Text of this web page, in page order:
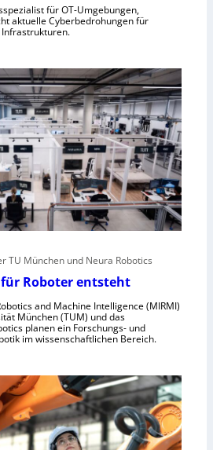
für OT-Umgebungen,
aktuelle Cyberbedrohungen für
TU München und Neura Robotics
Roboter entsteht
and Machine Intelligence (MIRMI)
München (TUM) und das
planen ein Forschungs- und
im wissenschaftlichen Bereich.